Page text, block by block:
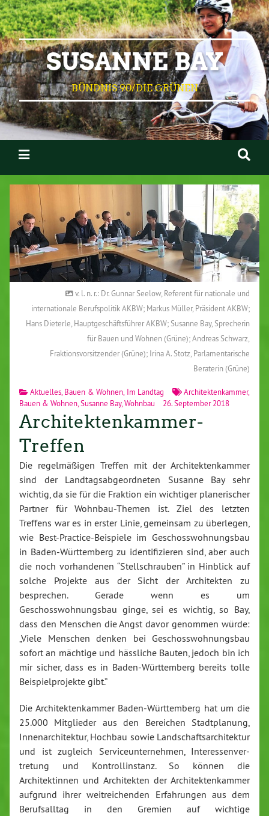
SUSANNE BAY
BÜNDNIS 90/DIE GRÜNEN
v. l. n. r.: Dr. Gunnar Seelow, Referent für nationale und
internationale Berufspolitik AKBW; Markus Müller, Präsident AKBW;
Hans Dieterle, Hauptgeschäftsführer AKBW; Susanne Bay, Sprecherin
für Bauen und Wohnen (Grüne); Andreas Schwarz,
Fraktionsvorsitzender (Grüne); Irina A. Stotz, Parlamentarische
Beraterin (Grüne)
Aktuelles,Bauen & Wohnen, Im Landtag Architektenkammer,
Bauen & Wohnen,Susanne Bay,Wohnbau 26. September 2018
Architektenkammer-
Treffen
Die regelmäßigen Treffen mit der Architektenkammer
sind der Landtagsabgeordneten Susanne Bay sehr
wichtig, da sie für die Fraktion ein wichtiger planerischer
Partner für Wohnbau-Themen ist. Ziel des letzten
Treffens war es in erster Linie, gemeinsam zu überlegen,
wie Best-Practice-Beispiele im Geschosswohnungsbau
in Baden-Württemberg zu identifizieren sind, aber auch
die noch vorhandenen “Stellschrauben” in Hinblick auf
solche Projekte aus der Sicht der Architekten zu
besprechen. Gerade wenn es um
Geschosswohnungsbau ginge, sei es wichtig, so Bay,
dass den Menschen die Angst davor genommen würde:
„Viele Menschen denken bei Geschosswohnungsbau
sofort an mächtige und hässliche Bauten, jedoch bin ich
mir sicher, dass es in Baden-Württemberg bereits tolle
Beispielprojekte gibt.”
Die Architektenkammer Baden-Württemberg hat um die
25.000 Mitglieder aus den Bereichen Stadtplanung,
Innenarchitektur, Hochbau sowie Landschaftsarchitektur
und ist zugleich Serviceunternehmen, Interessen­ver­
tretung und Kontrollinstanz. So können die
Architektinnen und Architekten der Architektenkammer
aufgrund ihrer weitreichenden Erfahrungen aus dem
Berufsalltag in den Gremien auf wichtige